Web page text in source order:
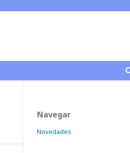
Navegar
Novedades